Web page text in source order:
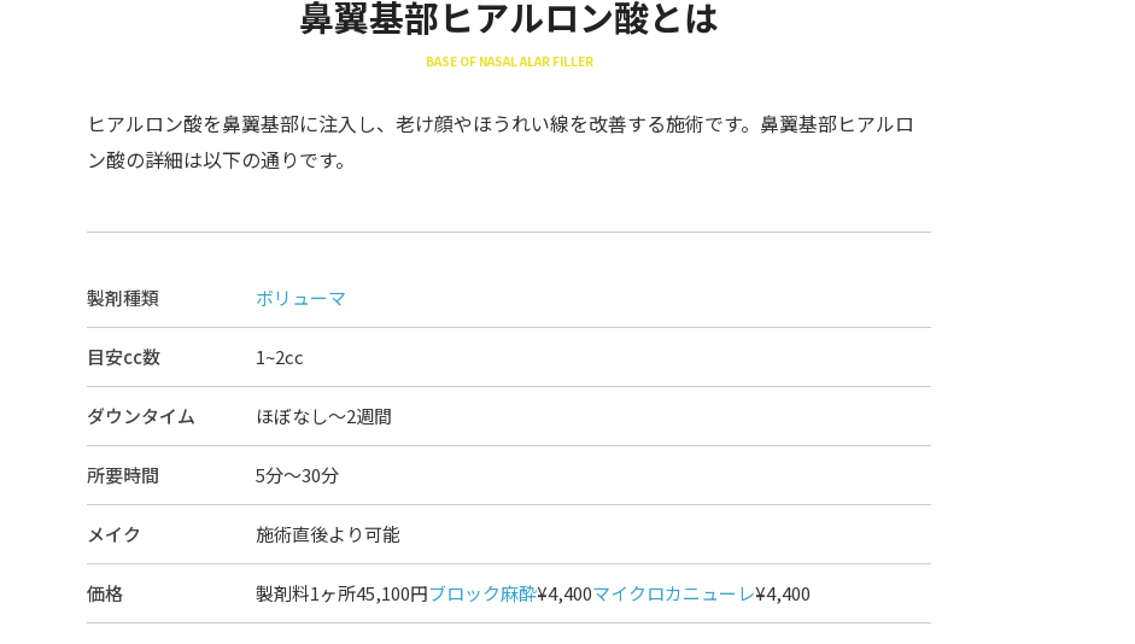
鼻翼基部ヒアルロン酸とは
BASE OF NASAL ALAR FILLER
ヒアルロン酸を鼻翼基部に注入し、老け顔やほうれい線を改善する施術です。鼻翼基部ヒアルロ
ン酸の詳細は以下の通りです。
製剤種類 ボリューマ
目安cc数 1~2cc
ダウンタイム ほぼなし〜2週間
所要時間 5分～30分
メイク 施術直後より可能
価格 製剤料1ヶ所45,100円ブロック麻酔¥4,400マイクロカニューレ¥4,400